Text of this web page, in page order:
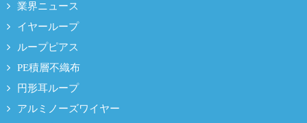
業界ニュース
イヤーループ
ループピアス
PE積層不織布
円形耳ループ
アルミノーズワイヤー